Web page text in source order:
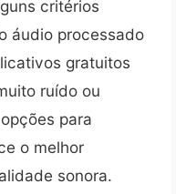
critérios
áudio processado
gratuitos
ruído ou
para
o melhor
sonora.